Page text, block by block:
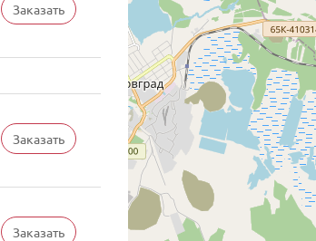
Заказать
Заказать
Заказать